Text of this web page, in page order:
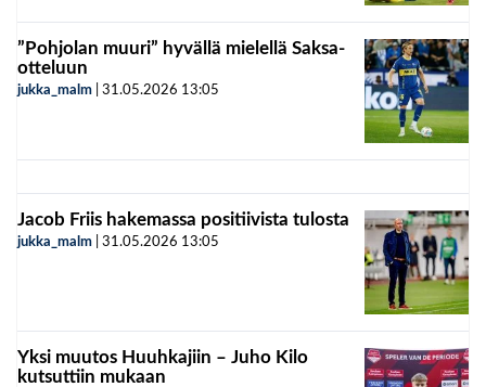
”Pohjolan muuri” hyvällä mielellä Saksa-
otteluun
jukka_malm 31.05.2026 13:05
Jacob Friis hakemassa positiivista tulosta
jukka_malm 31.05.2026 13:05
Yksi muutos Huuhkajiin – Juho Kilo
kutsuttiin mukaan